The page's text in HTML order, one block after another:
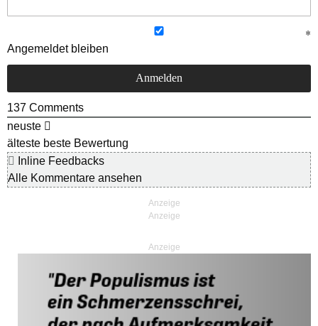
Angemeldet bleiben
137 Comments
neuste
älteste beste Bewertung
Inline Feedbacks
Alle Kommentare ansehen
Anzeige